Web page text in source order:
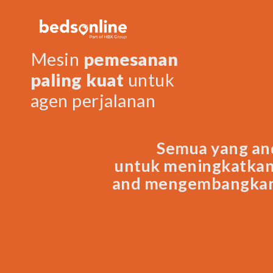
Mesin pemesanan
paling kuat untuk
agen perjalanan
Semua yang
untuk
and